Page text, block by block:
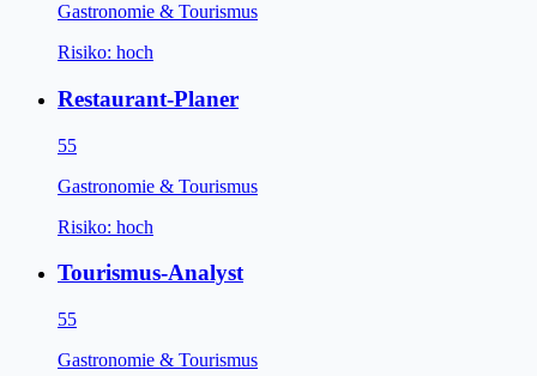
Gastronomie & Tourismus
Risiko: hoch
Restaurant-Planer
55
Gastronomie & Tourismus
Risiko: hoch
Tourismus-Analyst
55
Gastronomie & Tourismus